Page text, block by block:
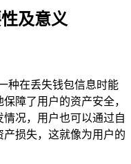
及意义
种在丢失钱包信息时能
障了用户的资产安全，
况，用户也可以通过自
损失，这就像为用户的